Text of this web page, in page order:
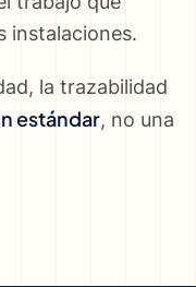
instalaciones.
la trazabilidad
estándar, no una